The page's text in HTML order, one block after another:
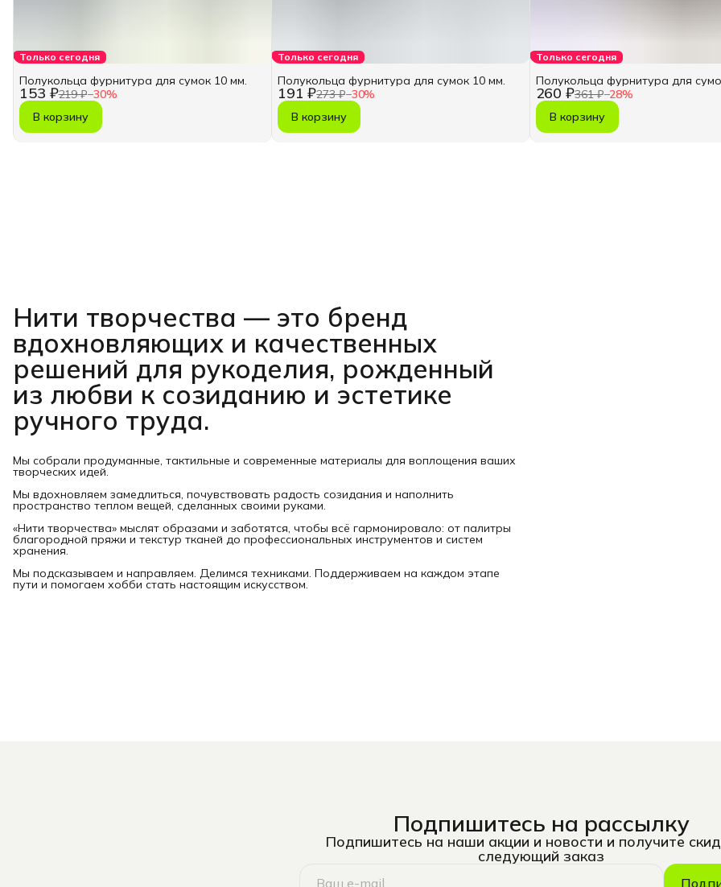
Только сегодня
153 ₽219 ₽−30%
Полукольца фурнитура для сумок 10 мм.
В корзину
Только сегодня
191 ₽273 ₽−30%
Полукольца фурнитура для сумок 10 мм.
В корзину
Только сегодня
260 ₽361 ₽−28%
Полукольца фурнитура для
В корзину
Нити творчества — это бренд
вдохновляющих и качественных
решений для рукоделия, рожденный
из любви к созиданию и эстетике
ручного труда.
Мы собрали продуманные, тактильные и современные материалы для воплощения ваших
творческих идей.
Мы вдохновляем замедлиться, почувствовать радость созидания и наполнить
пространство теплом вещей, сделанных своими руками.
«Нити творчества» мыслят образами и заботятся, чтобы всё гармонировало: от палитры
благородной пряжи и текстур тканей до профессиональных инструментов и систем
хранения.
Мы подсказываем и направляем. Делимся техниками. Поддерживаем на каждом этапе
пути и помогаем хобби стать настоящим искусством.
Подпишитесь на рассылку
Подпишитесь на наши акции и новости и получите
следующий заказ